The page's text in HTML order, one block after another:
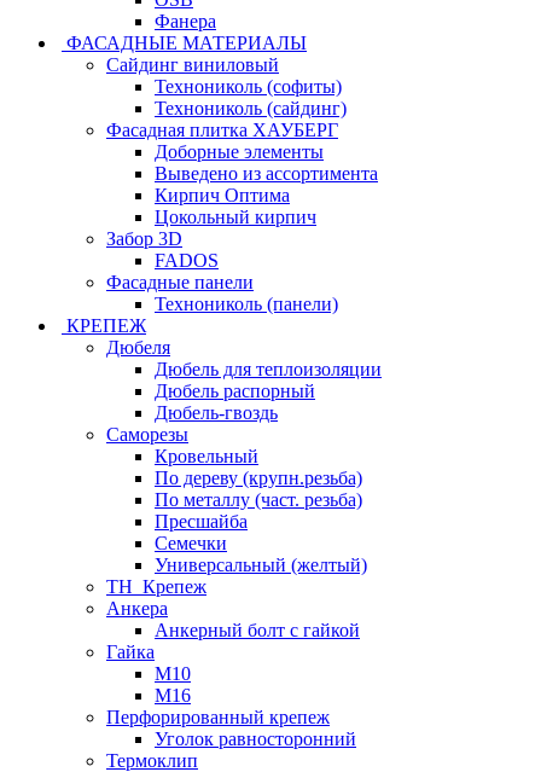
Фанера
ФАСАДНЫЕ МАТЕРИАЛЫ
Сайдинг виниловый
Технониколь (софиты)
Технониколь (сайдинг)
Фасадная плитка ХАУБЕРГ
Доборные элементы
Выведено из ассортимента
Кирпич Оптима
Цокольный кирпич
Забор 3D
FADOS
Фасадные панели
Технониколь (панели)
КРЕПЕЖ
Дюбеля
Дюбель для теплоизоляции
Дюбель распорный
Дюбель-гвоздь
Саморезы
Кровельный
По дереву (крупн.резьба)
По металлу (част. резьба)
Пресшайба
Семечки
Универсальный (желтый)
ТН_Крепеж
Анкера
Анкерный болт с гайкой
Гайка
М10
М16
Перфорированный крепеж
Уголок равносторонний
Термоклип